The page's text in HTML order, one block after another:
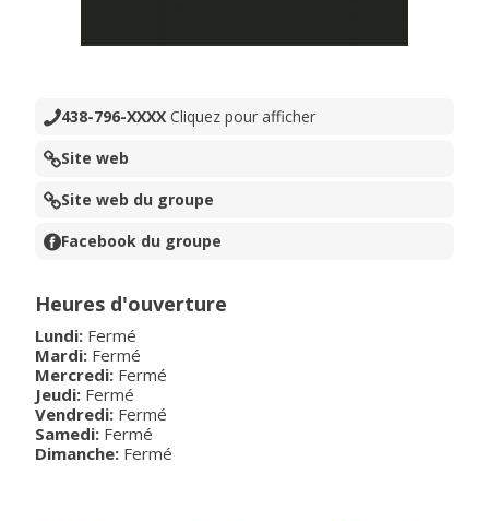
438-796-XXXX Cliquez pour afficher
Site web
Site web du groupe
Facebook du groupe
Heures d'ouverture
Lundi: Fermé
Mardi: Fermé
Mercredi: Fermé
Jeudi: Fermé
Vendredi: Fermé
Samedi: Fermé
Dimanche: Fermé